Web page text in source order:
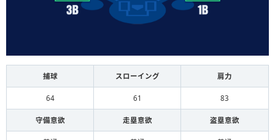
捕球 スローイング 肩力
64 61 83
守備意欲 走塁意欲 盗塁意欲